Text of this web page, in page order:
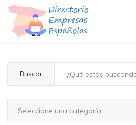
Buscar
Seleccione una categoría